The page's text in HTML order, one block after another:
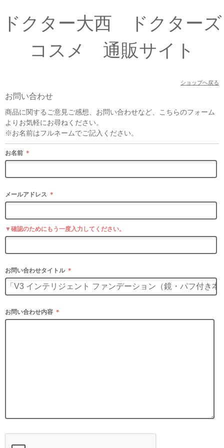
ドクター大西 ドクターズ
コスメ 通販サイト
ショップへ戻る
お問い合わせ
商品に関するご意見ご感想、お問い合わせなど、こちらのフォーム
よりお気軽にお尋ねください。
※お名前はフルネームでご記入ください。
お名前 ＊
メールアドレス ＊
▼確認のためにもう一度入力してください。
お問い合わせタイトル ＊
お問い合わせ内容 ＊